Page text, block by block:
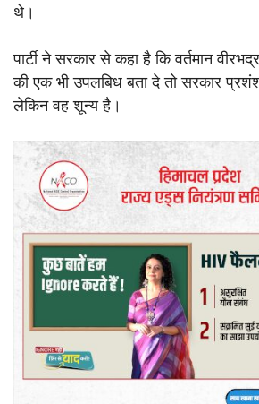
थे।
पार्टी ने सरकार से कहा है कि वर्तमान
की एक भी उपलबिध बता दे तो सरकार
लेकिन वह शून्य है।